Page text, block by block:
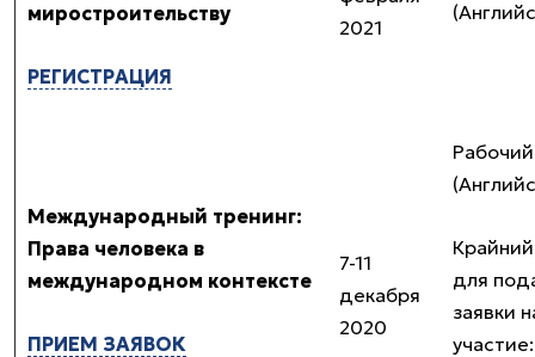
миростроительству
РЕГИСТРАЦИЯ
2021
Международный тренинг:
Права человека в
международном контексте
ПРИЕМ ЗАЯВОК
7-11
декабря
2020
для
заявки